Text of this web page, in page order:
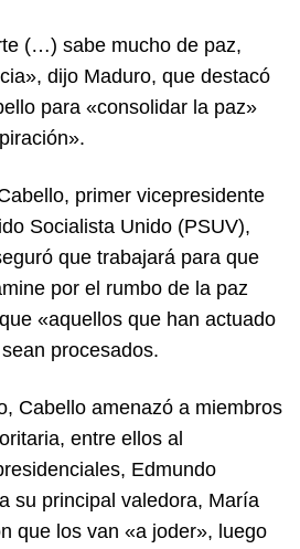
(…) sabe mucho de paz,
dijo Maduro, que destacó
para «consolidar la paz»
primer vicepresidente
Socialista Unido (PSUV),
que trabajará para que
por el rumbo de la paz
«aquellos que han actuado
procesados.
Cabello amenazó a miembros
entre ellos al
Edmundo
su principal valedora, María
que los van «a joder», luego